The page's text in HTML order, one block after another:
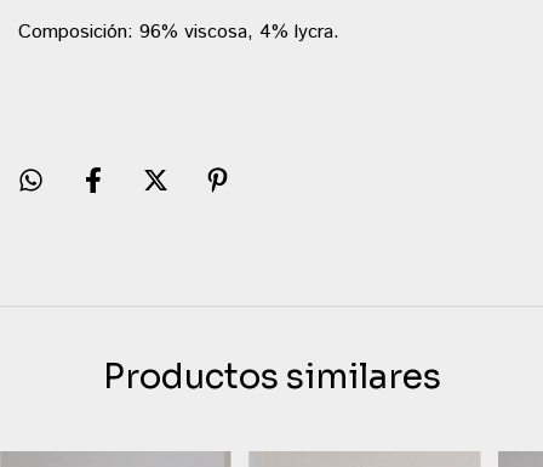
Composición: 96% viscosa, 4% lycra.
Productos similares